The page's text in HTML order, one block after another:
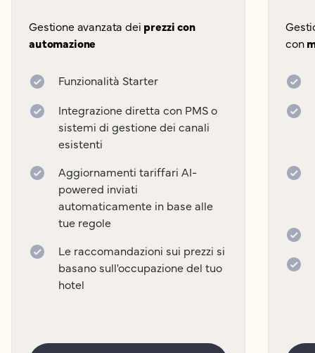
Gestione avanzata dei prezzi con
automazione
Funzionalità Starter
Integrazione diretta con PMS o
sistemi di gestione dei canali
esistenti
Aggiornamenti tariffari AI-
powered inviati
automaticamente in base alle
tue regole
Le raccomandazioni sui prezzi si
basano sull'occupazione del tuo
hotel
con